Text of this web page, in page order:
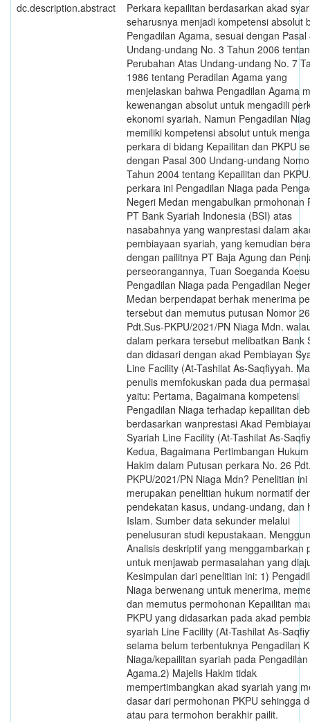
dc.description.abstract
Perkara kepailitan berdasarkan akad
seharusnya menjadi kompetensi absolut
Pengadilan Agama, sesuai dengan Pasal
Undang-undang No. 3 Tahun 2006
Perubahan Atas Undang-undang No. 7
1986 tentang Peradilan Agama yang
menjelaskan bahwa Pengadilan Agama
kewenangan absolut untuk mengadili
ekonomi syariah. Namun Pengadilan
memiliki kompetensi absolut untuk
perkara di bidang Kepailitan dan PKPU
dengan Pasal 300 Undang-undang
Tahun 2004 tentang Kepailitan dan
perkara ini Pengadilan Niaga pada
Negeri Medan mengabulkan prmohonan
PT Bank Syariah Indonesia (BSI) atas
nasabahnya yang wanprestasi dalam
pembiayaan syariah, yang kemudian
dengan pailitnya PT Baja Agung dan
perseorangannya, Tuan Soeganda
Pengadilan Niaga pada Pengadilan
Medan berpendapat berhak menerima
tersebut dan memutus putusan Nomor 26
Pdt.Sus-PKPU/2021/PN Niaga Mdn.
dalam perkara tersebut melibatkan Bank
dan didasari dengan akad Pembiayan
Line Facility (At-Tashilat As-Saqfiyyah.
penulis memfokuskan pada dua
yaitu: Pertama, Bagaimana kompetensi
Pengadilan Niaga terhadap kepailitan
berdasarkan wanprestasi Akad
Syariah Line Facility (At-Tashilat As-
Kedua, Bagaimana Pertimbangan
Hakim dalam Putusan perkara No. 26
PKPU/2021/PN Niaga Mdn? Penelitian ini
merupakan penelitian hukum normatif
pendekatan kasus, undang-undang, dan
Islam. Sumber data sekunder melalui
penelusuran studi kepustakaan.
Analisis deskriptif yang menggambarkan
untuk menjawab permasalahan yang
Kesimpulan dari penelitian ini: 1)
Niaga berwenang untuk menerima,
dan memutus permohonan Kepailitan
PKPU yang didasarkan pada akad
syariah Line Facility (At-Tashilat As-
selama belum terbentuknya Pengadilan
Niaga/kepailitan syariah pada Pengadilan
Agama.2) Majelis Hakim tidak
mempertimbangkan akad syariah yang
dasar dari permohonan PKPU sehingga
atau para termohon berakhir pailit.